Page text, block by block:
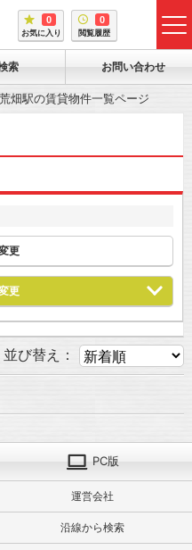
0
お気に入り
0
閲覧履歴
索 お問い合わせ
荒畑駅の賃貸物件一覧ページ
更
更
並び替え：
PC版
運営会社
沿線から検索